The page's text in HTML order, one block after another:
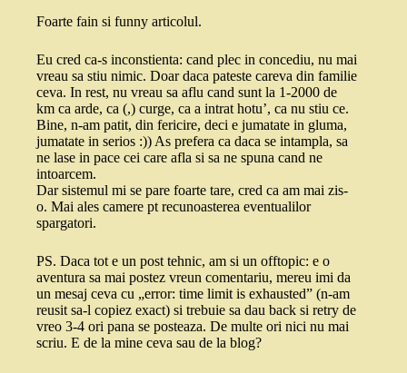
Foarte fain si funny articolul.
Eu cred ca-s inconstienta: cand plec in concediu, nu mai
vreau sa stiu nimic. Doar daca pateste careva din familie
ceva. In rest, nu vreau sa aflu cand sunt la 1-2000 de
km ca arde, ca (,) curge, ca a intrat hotu’, ca nu stiu ce.
Bine, n-am patit, din fericire, deci e jumatate in gluma,
jumatate in serios :)) As prefera ca daca se intampla, sa
ne lase in pace cei care afla si sa ne spuna cand ne
intoarcem.
Dar sistemul mi se pare foarte tare, cred ca am mai zis-
o. Mai ales camere pt recunoasterea eventualilor
spargatori.
PS. Daca tot e un post tehnic, am si un offtopic: e o
aventura sa mai postez vreun comentariu, mereu imi da
un mesaj ceva cu „error: time limit is exhausted” (n-am
reusit sa-l copiez exact) si trebuie sa dau back si retry de
vreo 3-4 ori pana se posteaza. De multe ori nici nu mai
scriu. E de la mine ceva sau de la blog?